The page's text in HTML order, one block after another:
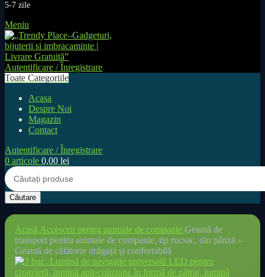
5-7 zile
Meniu
Autentificare / Înregistrare
Toate Categoriile
Acasa
Despre Noi
Magazin
Contact
Autentificare / Înregistrare
0 articole 0,00 lei
Căutare
Acasă Accesorii pentru animale de companie Geantă de
transport pentru animale de companie, tip rucsac, din pânză –
Geantă de călătorie drăguță și confortabilă